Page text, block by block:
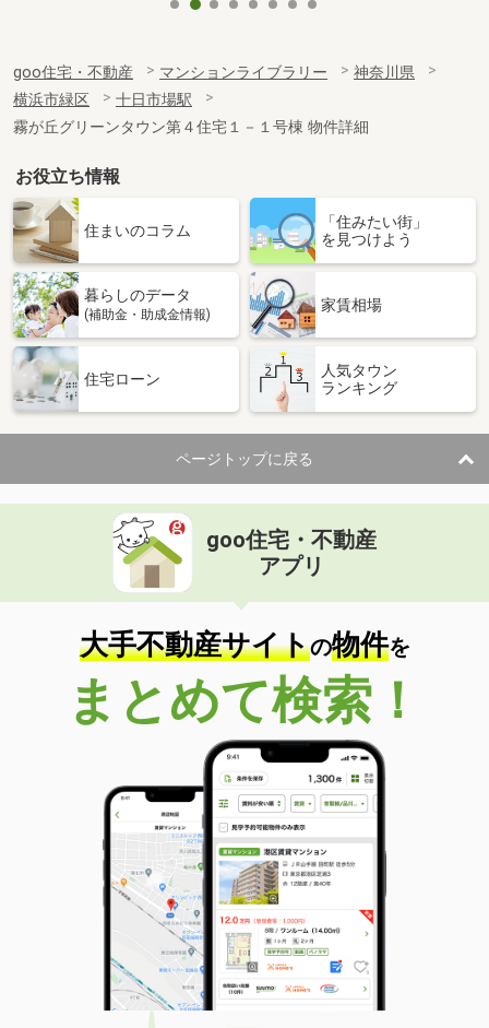
goo住宅・不動産 マンションライブラリー
神奈川県
横浜市緑区
十日市場駅
霧が丘グリーンタウン第４住宅１－１号棟 物件詳細
お役立ち情報
住まいのコラム
「住みたい街」
を見つけよう
暮らしのデータ
(補助金・助成金情報)
家賃相場
住宅ローン
人気タウン
ランキング
ページトップに戻る
goo住宅・不動産
アプリ
大手不動産サイトの物件を
まとめて検索！